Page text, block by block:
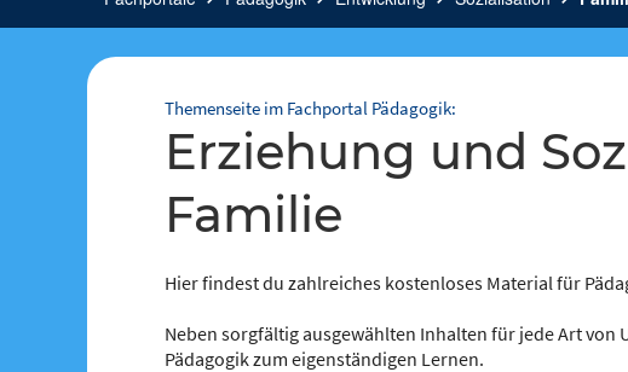
Themenseite im Fachportal Pädagogik:
Erziehung und Sozialisation in der
Familie
Hier findest du zahlreiches kostenloses Material für
Neben sorgfältig ausgewählten Inhalten für jede Art
Pädagogik zum eigenständigen Lernen.